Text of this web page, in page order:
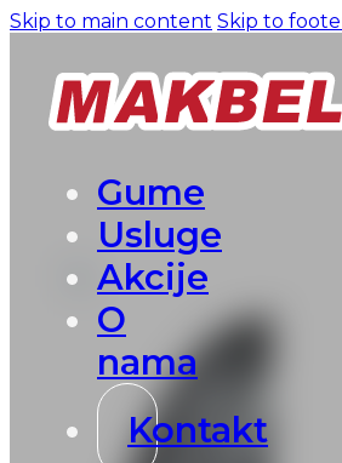
Skip to main content Skip to
Gume
Usluge
Akcije
O
nama
Kontakt